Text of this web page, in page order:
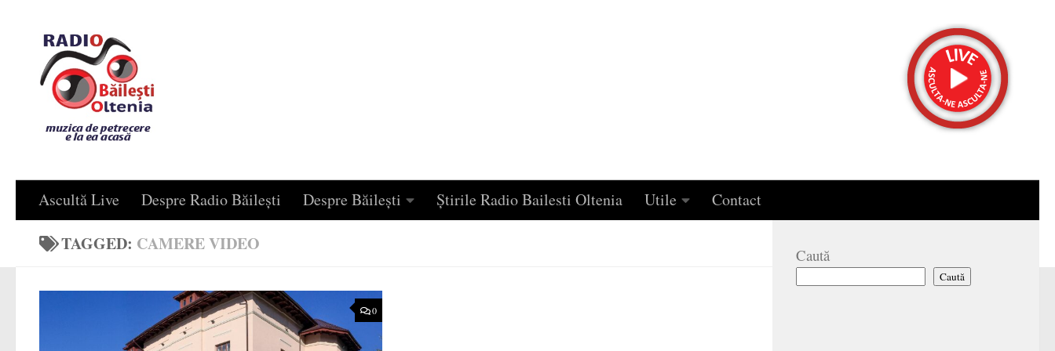
Ascultă Live Despre Radio Băilești Despre Băilești Știrile Radio Bailesti Oltenia Utile Contact
TAGGED: CAMERE VIDEO
0
Caută
Caută